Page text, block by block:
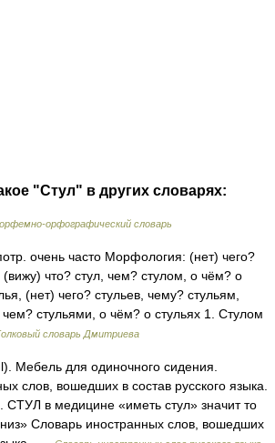
"Стул" в других словарях:
орфографический словарь
очень часто Морфология: (нет) чего?
(вижу) что? стул, чем? стулом, о чём? о
(нет) чего? стульев, чему? стульям,
чем? стульями, о чём? о стульях 1. Стулом
словарь Дмитриева
Мебель для одиночного сидения.
слов, вошедших в состав русского языка.
в медицине «иметь стул» значит то
Словарь иностранных слов, вошедших